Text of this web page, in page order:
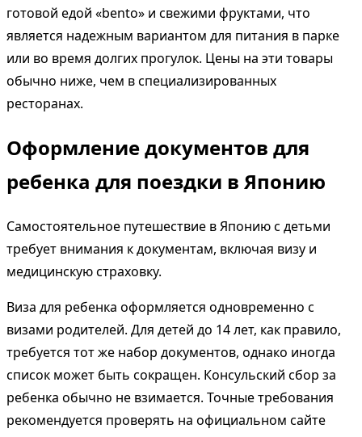
готовой едой «bento» и свежими фруктами, что
является надежным вариантом для питания в парке
или во время долгих прогулок. Цены на эти товары
обычно ниже, чем в специализированных
ресторанах.
Оформление документов для
ребенка для поездки в Японию
Самостоятельное путешествие в Японию с детьми
требует внимания к документам, включая визу и
медицинскую страховку.
Виза для ребенка оформляется одновременно с
визами родителей. Для детей до 14 лет, как правило,
требуется тот же набор документов, однако иногда
список может быть сокращен. Консульский сбор за
ребенка обычно не взимается. Точные требования
рекомендуется проверять на официальном сайте